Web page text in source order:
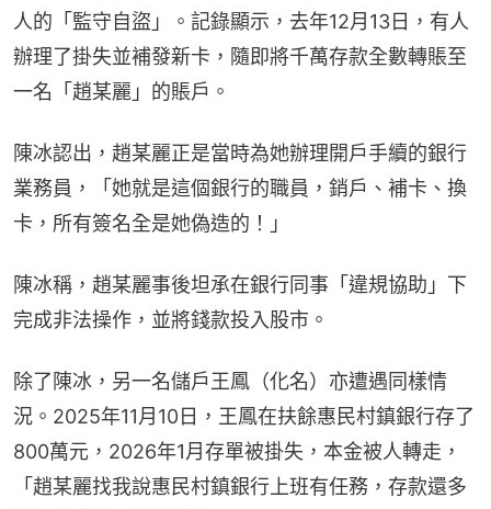
人的「監守自盜」。記錄顯示，去年12月13日，有人
辦理了掛失並補發新卡，隨即將千萬存款全數轉賬至
一名「趙某麗」的賬戶。
陳冰認出，趙某麗正是當時為她辦理開戶手續的銀行
業務員，「她就是這個銀行的職員，銷戶、補卡、換
卡，所有簽名全是她偽造的！」
陳冰稱，趙某麗事後坦承在銀行同事「違規協助」下
完成非法操作，並將錢款投入股市。
除了陳冰，另一名儲戶王鳳（化名）亦遭遇同樣情
況。2025年11月10日，王鳳在扶餘惠民村鎮銀行存了
800萬元，2026年1月存單被掛失，本金被人轉走，
「趙某麗找我說惠民村鎮銀行上班有任務，存款還多